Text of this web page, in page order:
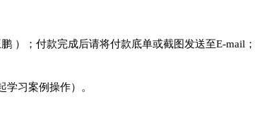
）；付款完成后请将付款底单或截图发送至E-mail
习案例操作）。